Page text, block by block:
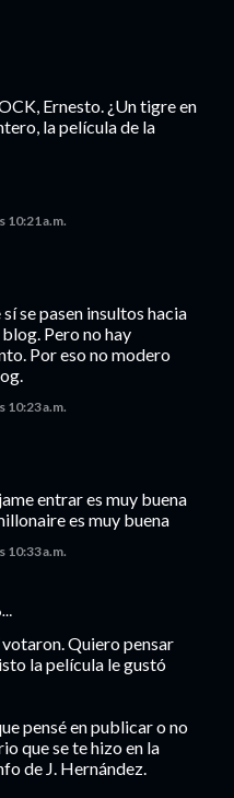
Ernesto. ¿Un tigre en
la película de la
10:21 a.m.
se pasen insultos hacia
Pero no hay
Por eso no modero
10:23 a.m.
entrar es muy buena
es muy buena
10:33 a.m.
Quiero pensar
la película le gustó
pensé en publicar o no
que se te hizo en la
de J. Hernández.